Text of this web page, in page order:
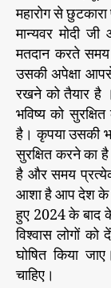
महारोग से
मान्यवर मोदी
मतदान करते
उसकी अपेक्षा आपसे
रखने को तैयार है
भविष्य को
है। कृपया उसकी
सुरक्षित करने का
है और समय
आशा है आप देश के
हुए 2024 के बाद के
विश्वास लोगों
घोषित किया
चाहिए।